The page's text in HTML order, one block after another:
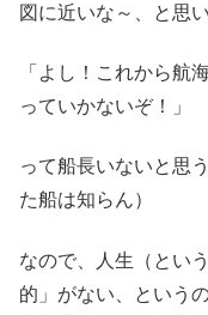
図に近いな～、と思い
「よし！これから航
っていかないぞ！」
って船長いないと思
た船は知らん）
なので、人生（とい
的」がない、という